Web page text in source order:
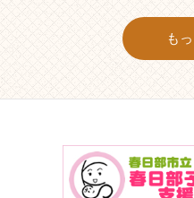
も